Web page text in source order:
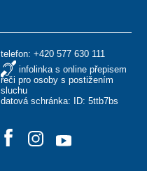
telefon: +420 577 630 111
infolinka s online přepisem
řeči pro osoby s postižením
sluchu
datová schránka: ID: 5ttb7bs